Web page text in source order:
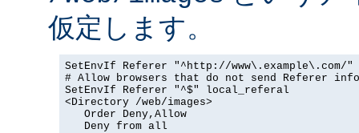
仮定します。
SetEnvIf Referer "^http://
# Allow browsers that do not send Referer info
SetEnvIf Referer "^$" local_referal
<Directory /web/images>
   Order Deny,Allow
   Deny from all